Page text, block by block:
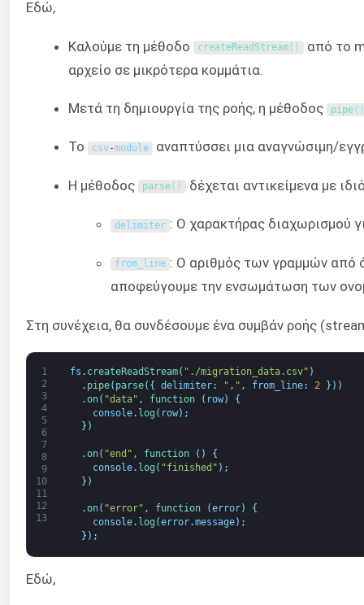
Εδώ,
Καλούμε τη μέθοδο createReadStream( ) από το
αρχείο σε μικρότερα κομμάτια.
Μετά τη δημιουργία της ροής, η μέθοδος pipe( )
Το csv-module αναπτύσσει μια αναγνώσιμη/
Η μέθοδος parse( ) δέχεται αντικείμενα με
delimiter : Ο χαρακτήρας διαχωρισμού
from_line : Ο αριθμός των γραμμών από
αποφεύγουμε την ενσωμάτωση των
Στη συνέχεια, θα συνδέσουμε ένα συμβάν ροής
1
2
3
4
5
6
7
8
9
10
11
12
13
fs . createReadStream( "./migration_data.csv" )
. pipe( parse( { delimiter: "," , from_line: 2 } ) )
.on( "data" , function ( row)
{
console. log ( row) ;
} )
.on( "end" , function ( )
{
console. log ( "finished" ) ;
} )
.on( "error" , function (error)
{
console. log (error.message) ;
} ) ;
Εδώ,